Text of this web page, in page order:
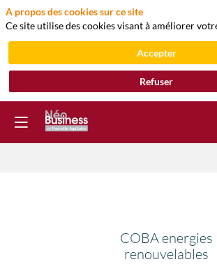
COBA energies
renouvelables
energies
A propos des cookies sur ce site
Ce site utilise des cookies visant à améliorer
Accepter
Refuser